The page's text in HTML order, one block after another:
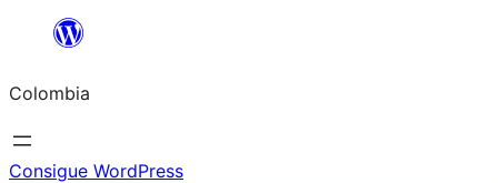
Saltar
contenido
Colombia
Consigue WordPress